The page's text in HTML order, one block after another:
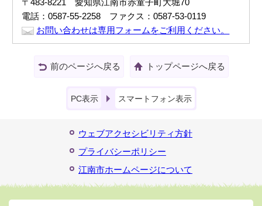
〒483-8221 愛知県江南市赤童子町大堀70
電話：0587-55-2258 ファクス：0587-53-0119
お問い合わせは専用フォームをご利用ください。
前のページへ戻る トップページへ戻る
PC表示 スマートフォン表示
ウェブアクセシビリティ方針
プライバシーポリシー
江南市ホームページについて